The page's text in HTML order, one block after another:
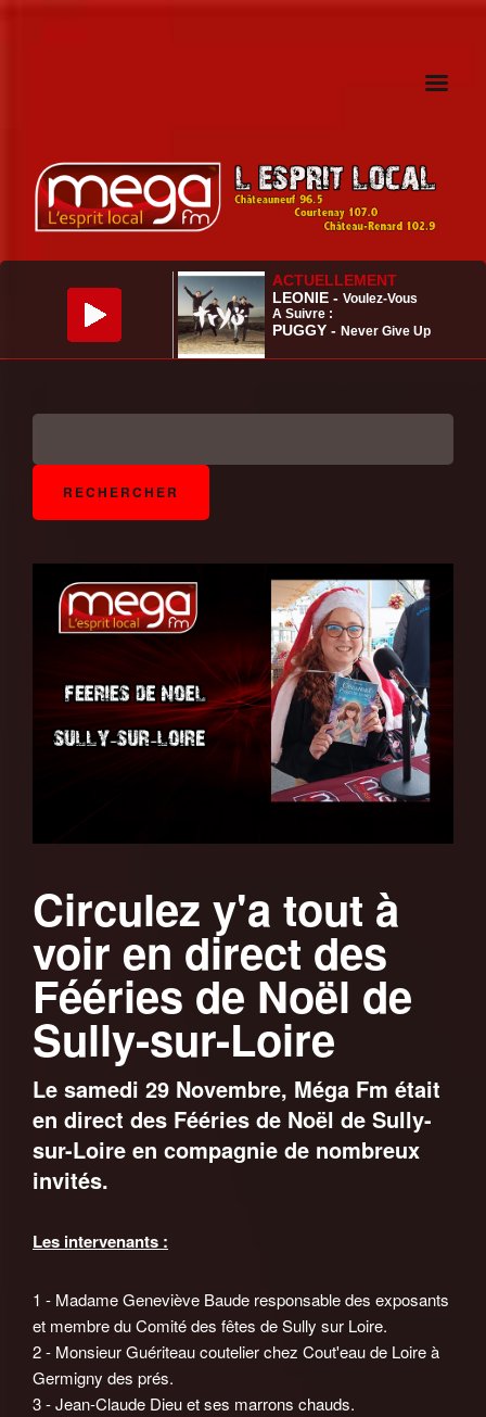
Circulez y'a tout à
voir en direct des
Fééries de Noël de
Sully-sur-Loire
Le samedi 29 Novembre, Méga Fm était
en direct des Fééries de Noël de Sully-
sur-Loire en compagnie de nombreux
invités.
Les intervenants :
1 - Madame Geneviève Baude responsable des exposants
et membre du Comité des fêtes de Sully sur Loire.
2 - Monsieur Guériteau coutelier chez Cout'eau de Loire à
Germigny des prés.
3 - Jean-Claude Dieu et ses marrons chauds.